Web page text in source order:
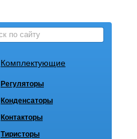
Комплектующие
Регуляторы
Конденсаторы
Контакторы
Тиристоры